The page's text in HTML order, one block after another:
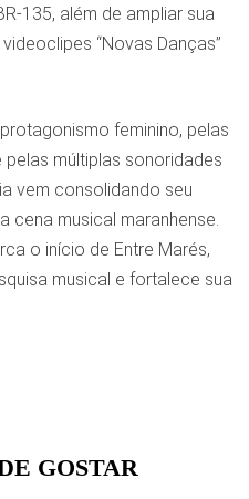
135, além de ampliar sua
“Novas Danças”
feminino, pelas
múltiplas sonoridades
vem consolidando seu
cena musical maranhense.
o início de Entre Marés,
musical e fortalece sua
GOSTAR